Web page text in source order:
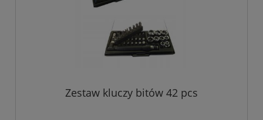
Zestaw kluczy bitów 42 pcs